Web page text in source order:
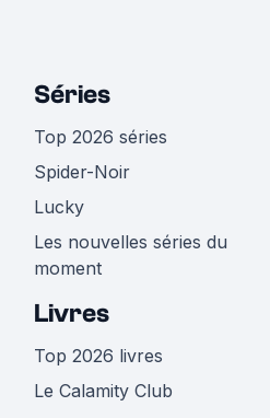
Séries
Top 2026 séries
Spider-Noir
Lucky
Les nouvelles séries du
moment
Livres
Top 2026 livres
Le Calamity Club